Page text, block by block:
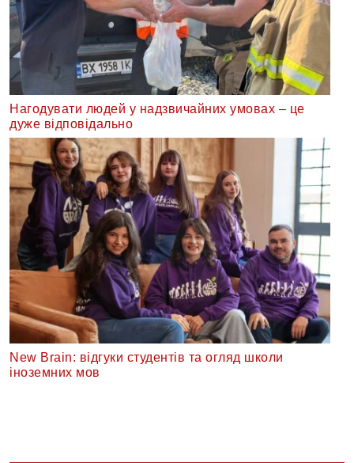
Нагодувати людей у надзвичайних умовах – це
дуже відповідально
New Brain: відгуки студентів та огляд школи
іноземних мов